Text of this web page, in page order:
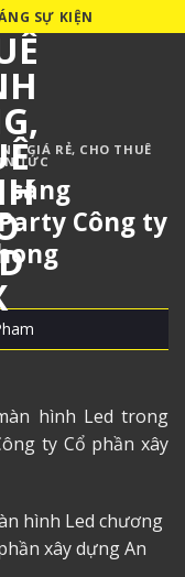
SỰ KIỆN
GIÁ RẺ, CHO THUÊ
TỨC
sáng
Công ty
hình Led trong
ty Cổ phần xây